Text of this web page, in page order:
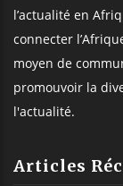
l’actualité en
connecter
moyen de
promouvoir la
l'actualité.
Articles